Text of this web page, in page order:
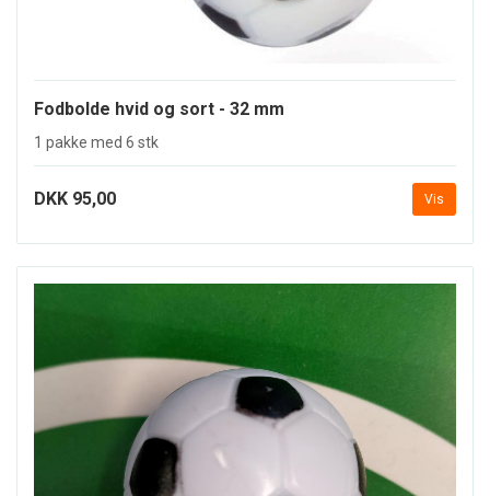
Fodbolde hvid og sort - 32 mm
1 pakke med 6 stk
DKK 95,00 Vis